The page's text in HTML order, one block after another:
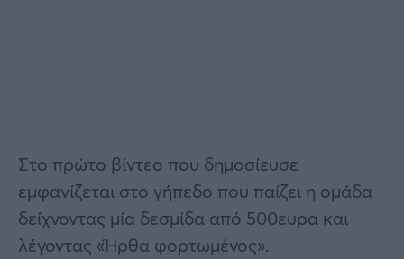
Στο πρώτο βίντεο που δημοσίευσε
εμφανίζεται στο γήπεδο που παίζει η ομάδα
δείχνοντας μία δεσμίδα από 500ευρα και
λέγοντας «Ήρθα φορτωμένος».